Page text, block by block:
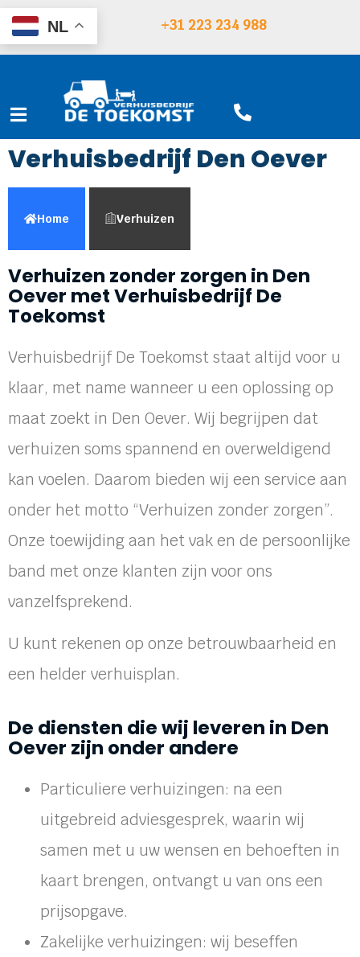
NL +31 223 234 988
Verhuisbedrijf Den Oever
Home Verhuizen
Verhuizen zonder zorgen in Den
Oever met Verhuisbedrijf De
Toekomst
Verhuisbedrijf De Toekomst staat altijd voor u
klaar, met name wanneer u een oplossing op
maat zoekt in Den Oever. Wij begrijpen dat
verhuizen soms spannend en overweldigend
kan voelen. Daarom bieden wij een service aan
onder het motto “Verhuizen zonder zorgen”.
Onze toewijding aan het vak en de persoonlijke
band met onze klanten zijn voor ons
vanzelfsprekend.
U kunt rekenen op onze betrouwbaarheid en
een helder verhuisplan.
De diensten die wij leveren in Den
Oever zijn onder andere
Particuliere verhuizingen: na een
uitgebreid adviesgesprek, waarin wij
samen met u uw wensen en behoeften in
kaart brengen, ontvangt u van ons een
prijsopgave.
Zakelijke verhuizingen: wij beseffen